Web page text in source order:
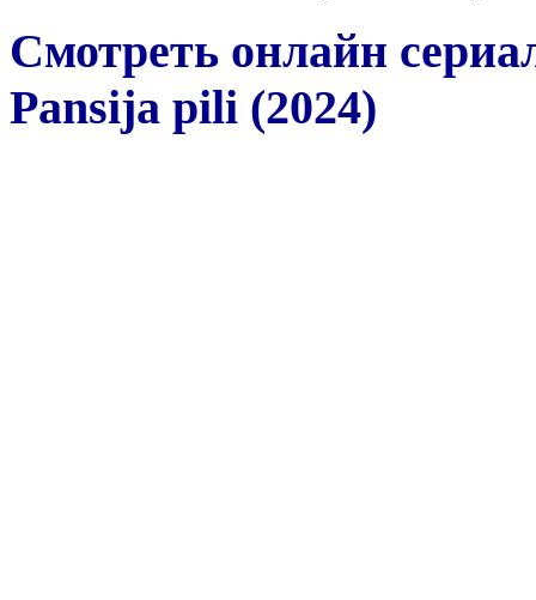
Смотреть онлайн
Pansija pili (2024)